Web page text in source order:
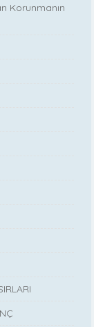
Korunmanın